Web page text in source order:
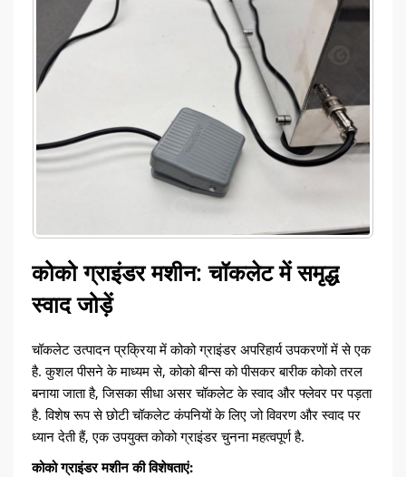
कोको ग्राइंडर मशीन: चॉकलेट में समृद्ध
स्वाद जोड़ें
चॉकलेट उत्पादन प्रक्रिया में कोको ग्राइंडर अपरिहार्य उपकरणों में से एक
है. कुशल पीसने के माध्यम से, कोको बीन्स को पीसकर बारीक कोको तरल
बनाया जाता है, जिसका सीधा असर चॉकलेट के स्वाद और फ्लेवर पर पड़ता
है. विशेष रूप से छोटी चॉकलेट कंपनियों के लिए जो विवरण और स्वाद पर
ध्यान देती हैं, एक उपयुक्त कोको ग्राइंडर चुनना महत्वपूर्ण है.
कोको ग्राइंडर मशीन की विशेषताएं: